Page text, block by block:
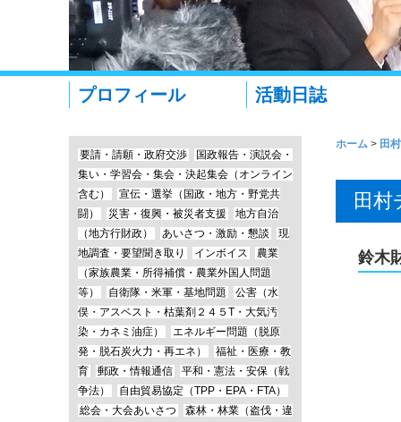
プロフィール 活動日誌
ホーム> 田
田村
鈴木
要請・請願・政府交渉
国政報告・演説会・
集い・学習会・集会・決起集会（オンライン
含む）
宣伝・選挙（国政・地方・野党共
闘）
災害・復興・被災者支援
地方自治
（地方行財政）
あいさつ・激励・懇談
現
地調査・要望聞き取り
インボイス
農業
（家族農業・所得補償・農業外国人問題
等）
自衛隊・米軍・基地問題
公害（水
俣・アスベスト・枯葉剤２４５T・大気汚
染・カネミ油症）
エネルギー問題（脱原
発・脱石炭火力・再エネ）
福祉・医療・教
育
郵政・情報通信
平和・憲法・安保（戦
争法）
自由貿易協定（TPP・EPA・FTA）
総会・大会あいさつ
森林・林業（盗伐・違